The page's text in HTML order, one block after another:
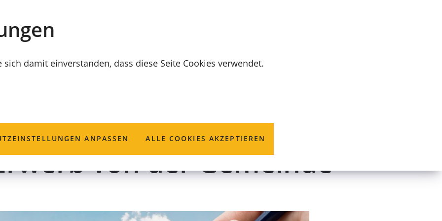
damit einverstanden, dass diese Seite Cookies verwendet.
ANPASSEN ALLE COOKIES AKZEPTIEREN
einer Förderung für
von der Gemeinde